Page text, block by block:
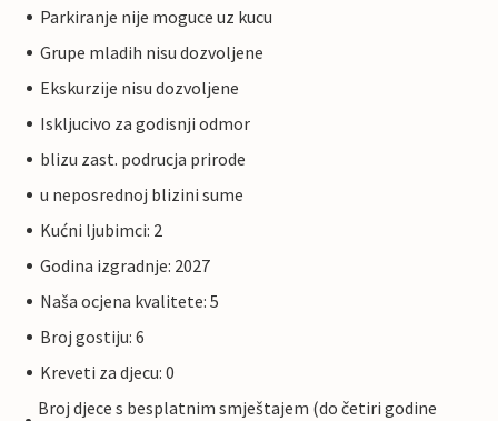
Parkiranje nije moguce uz kucu
Grupe mladih nisu dozvoljene
Ekskurzije nisu dozvoljene
Iskljucivo za godisnji odmor
blizu zast. podrucja prirode
u neposrednoj blizini sume
Kućni ljubimci: 2
Godina izgradnje: 2027
Naša ocjena kvalitete: 5
Broj gostiju: 6
Kreveti za djecu: 0
Broj djece s besplatnim smještajem (do četiri godine